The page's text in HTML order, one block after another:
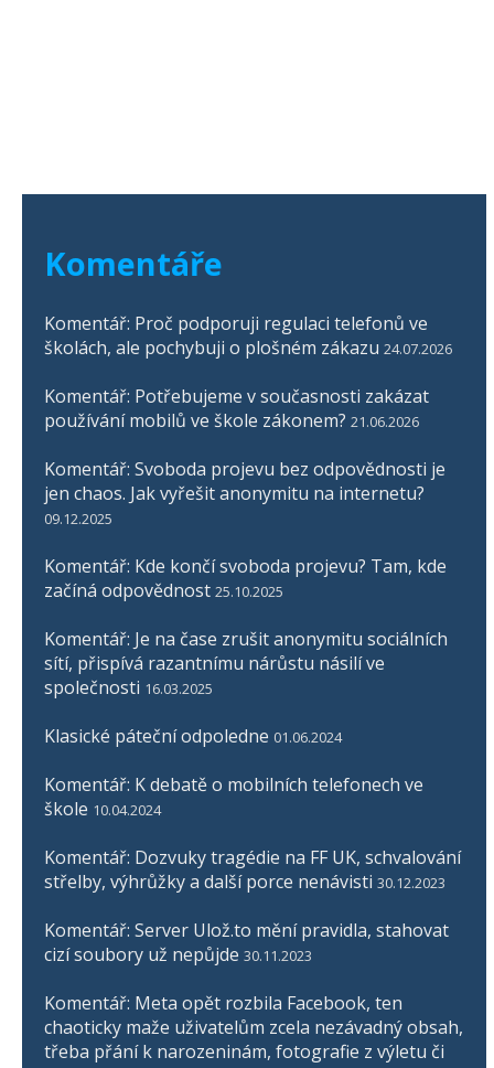
Komentáře
Komentář: Proč podporuji regulaci telefonů ve
školách, ale pochybuji o plošném zákazu 24.07.2026
Komentář: Potřebujeme v současnosti zakázat
používání mobilů ve škole zákonem? 21.06.2026
Komentář: Svoboda projevu bez odpovědnosti je
jen chaos. Jak vyřešit anonymitu na internetu?
09.12.2025
Komentář: Kde končí svoboda projevu? Tam, kde
začíná odpovědnost 25.10.2025
Komentář: Je na čase zrušit anonymitu sociálních
sítí, přispívá razantnímu nárůstu násilí ve
společnosti 16.03.2025
Klasické páteční odpoledne 01.06.2024
Komentář: K debatě o mobilních telefonech ve
škole 10.04.2024
Komentář: Dozvuky tragédie na FF UK, schvalování
střelby, výhrůžky a další porce nenávisti 30.12.2023
Komentář: Server Ulož.to mění pravidla, stahovat
cizí soubory už nepůjde 30.11.2023
Komentář: Meta opět rozbila Facebook, ten
chaoticky maže uživatelům zcela nezávadný obsah,
třeba přání k narozeninám, fotografie z výletu či